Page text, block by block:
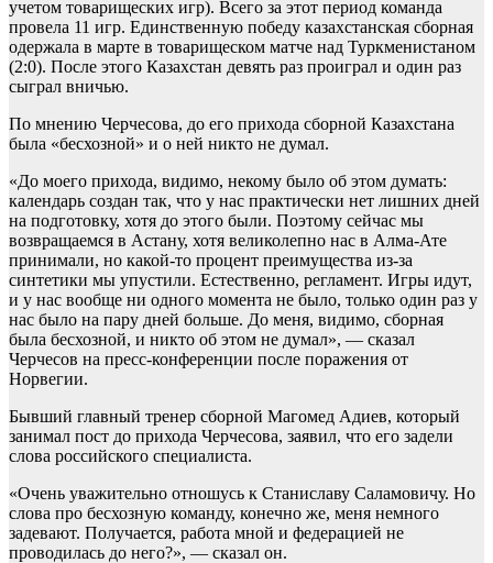
учетом товарищеских игр). Всего за этот период команда
провела 11 игр. Единственную победу казахстанская сборная
одержала в марте в товарищеском матче над Туркменистаном
(2:0). После этого Казахстан девять раз проиграл и один раз
сыграл вничью.
По мнению Черчесова, до его прихода сборной Казахстана
была «бесхозной» и о ней никто не думал.
«До моего прихода, видимо, некому было об этом думать:
календарь создан так, что у нас практически нет лишних дней
на подготовку, хотя до этого были. Поэтому сейчас мы
возвращаемся в Астану, хотя великолепно нас в Алма‑Ате
принимали, но какой‑то процент преимущества из‑за
синтетики мы упустили. Естественно, регламент. Игры идут,
и у нас вообще ни одного момента не было, только один раз у
нас было на пару дней больше. До меня, видимо, сборная
была бесхозной, и никто об этом не думал», — сказал
Черчесов на пресс-конференции после поражения от
Норвегии.
Бывший главный тренер сборной Магомед Адиев, который
занимал пост до прихода Черчесова, заявил, что его задели
слова российского специалиста.
«Очень уважительно отношусь к Станиславу Саламовичу. Но
слова про бесхозную команду, конечно же, меня немного
задевают. Получается, работа мной и федерацией не
проводилась до него?», — сказал он.